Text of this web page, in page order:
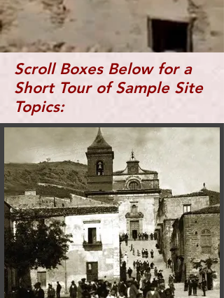
Scroll Boxes Below for a
Short Tour of Sample Site
Topics: